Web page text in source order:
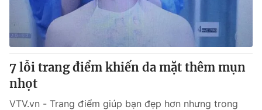
7 lỗi trang điểm khiến da mặt thêm mụn
nhọt
VTV.vn - Trang điểm giúp bạn đẹp hơn nhưng trong